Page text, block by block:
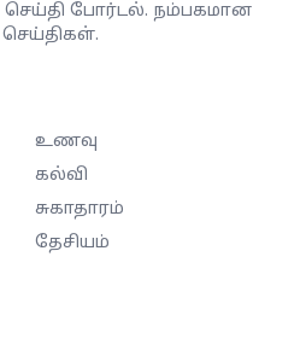
செய்தி போர்டல். நம்பகமான
உணவு
கல்வி
சுகாதாரம்
தேசியம்